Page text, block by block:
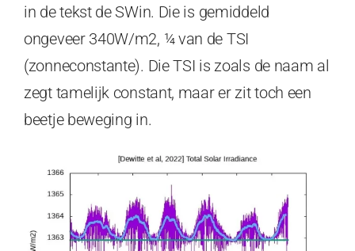
in de tekst de SWin. Die is gemiddeld
ongeveer 340W/m2, ¼ van de TSI
(zonneconstante). Die TSI is zoals de naam al
zegt tamelijk constant, maar er zit toch een
beetje beweging in.